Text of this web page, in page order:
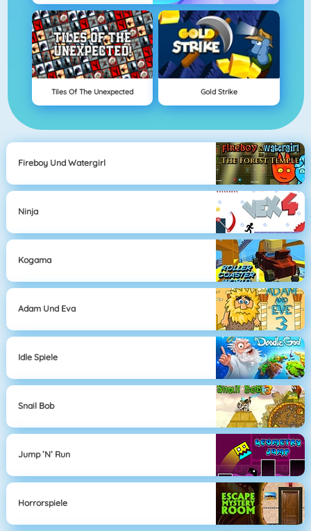
Tiles Of The Unexpected Gold Strike
Fireboy Und Watergirl
Ninja
Kogama
Adam Und Eva
Idle Spiele
Snail Bob
Jump ’n’ Run
Horrorspiele